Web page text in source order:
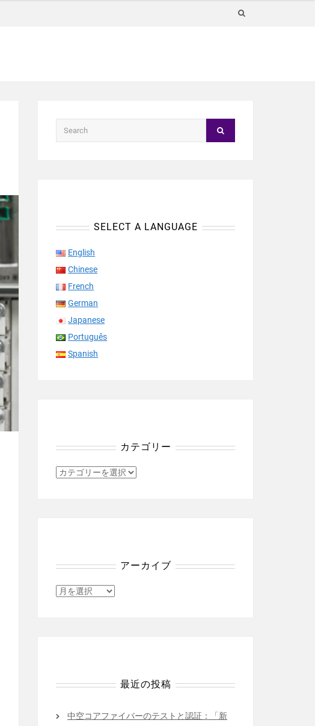
SELECT A LANGUAGE
English
Chinese
French
German
Japanese
Português
Spanish
カテゴリー
カ
アーカイブ
ア
最近の投稿
中空コアファイバーのテストと認証：「新